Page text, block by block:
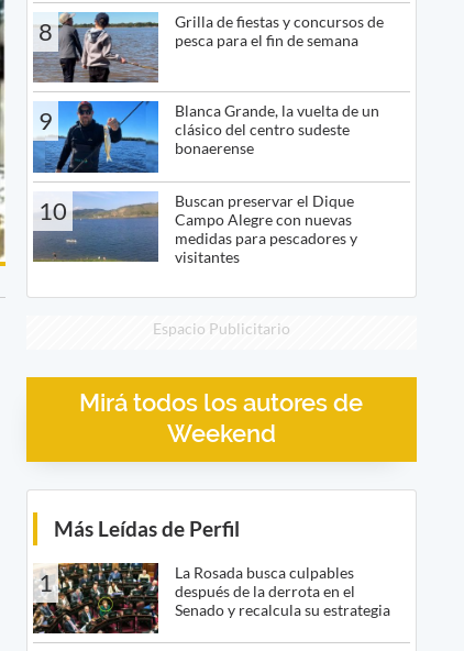
8
Grilla de fiestas y concursos de
pesca para el fin de semana
9
Blanca Grande, la vuelta de un
clásico del centro sudeste
bonaerense
10
Buscan preservar el Dique
Campo Alegre con nuevas
medidas para pescadores y
visitantes
Espacio Publicitario
Mirá todos los autores de
Weekend
Más Leídas de Perfil
1
La Rosada busca culpables
después de la derrota en el
Senado y recalcula su estrategia